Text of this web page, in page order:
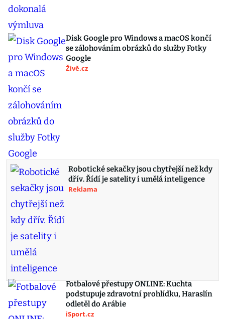
Disk Google pro Windows a macOS končí
se zálohováním obrázků do služby Fotky
Google
Živě.cz
Robotické sekačky jsou chytřejší než kdy
dřív. Řídí je satelity i umělá inteligence
Reklama
Fotbalové přestupy ONLINE: Kuchta
podstupuje zdravotní prohlídku, Haraslín
odletěl do Arábie
iSport.cz